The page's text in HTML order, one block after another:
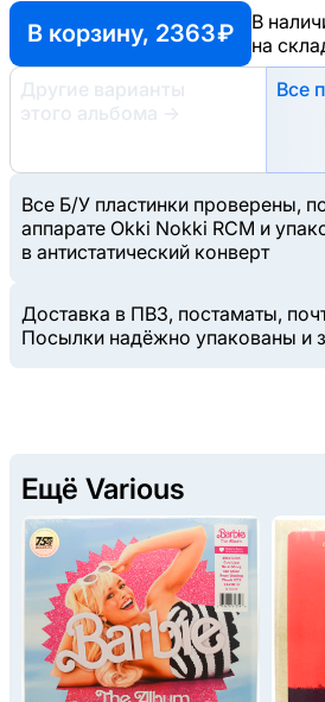
В корзину, 2363 ₽
В
на
Другие варианты
этого альбома
→
Все
Все Б/У пластинки проверены,
аппарате Okki Nokki RCM и
в антистатический конверт
Доставка в ПВЗ, постаматы,
Посылки надёжно упакованы и
Ещё Various